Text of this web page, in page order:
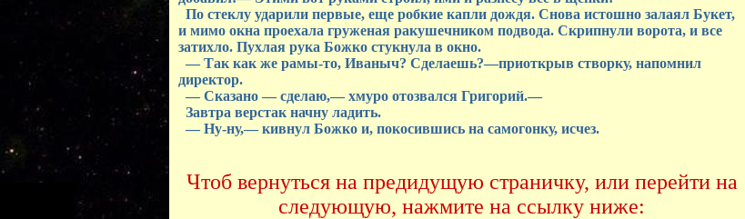
По стеклу ударили первые, еще робкие капли дождя. Снова истошно залаял Букет,
и мимо окна проехала груженая ракушечником подвода. Скрипнули ворота, и все
затихло. Пухлая рука Божко стукнула в окно.
— Так как же рамы-тo, Иваныч? Сделаешь?—приоткрыв створку, напомнил
директор.
— Сказано — сделаю,— хмуро отозвался Григорий.—
Завтра верстак начну ладить.
— Ну-ну,— кивнул Божко и, покосившись на самогонку, исчез.
Чтоб вернуться на предидущую страничку, или перейти на
следующую, нажмите на ссылку ниже: